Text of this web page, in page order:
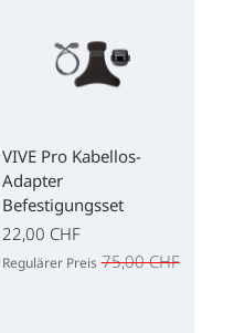
VIVE Pro Kabellos-
Adapter
Befestigungsset
22,00 CHF
Regulärer Preis 75,00 CHF